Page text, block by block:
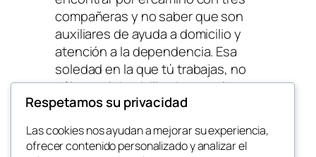
compañeras y no saber que son
auxiliares de ayuda a domicilio y
atención a la dependencia. Esa
soledad en la que tú trabajas, no
sólo en el domicilio sino que luego
no tienes a quién contarle lo que
te está pasando… o incluso no les
llega que haya un comité de
Respetamos su privacidad
Las cookies nos ayudan a mejorar su experiencia,
ofrecer contenido personalizado y analizar el